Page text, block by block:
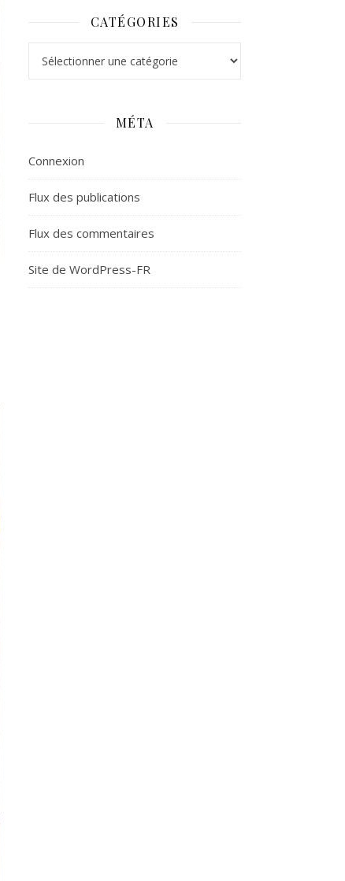
CATÉGORIES
MÉTA
Connexion
Flux des publications
Flux des commentaires
Site de WordPress-FR